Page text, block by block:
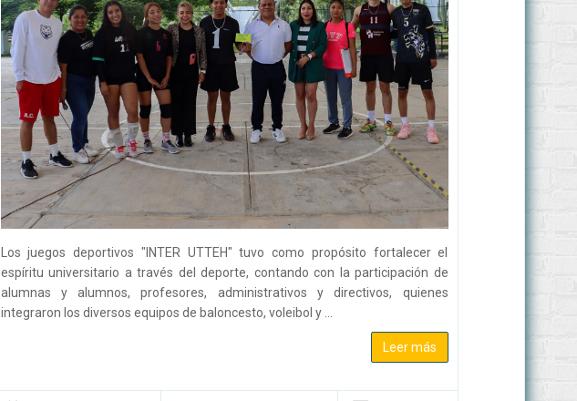
Los juegos deportivos "INTER UTTEH" tuvo como propósito fortalecer el
espíritu universitario a través del deporte, contando con la participación de
alumnas y alumnos, profesores, administrativos y directivos, quienes
integraron los diversos equipos de baloncesto, voleibol y ...
Leer más